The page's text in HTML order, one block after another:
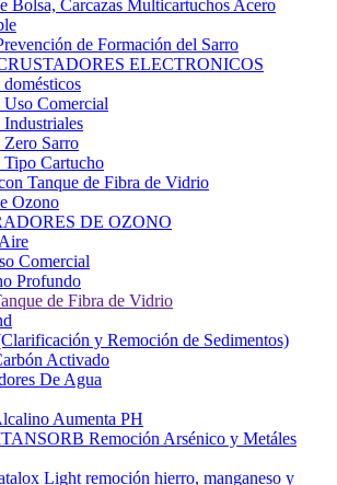
Bolsa, Carcazas Multicartuchos Acero
de Formación del Sarro
ELECTRONICOS
Uso Comercial
Sarro
Tipo Cartucho
Tanque de Fibra de Vidrio
Ozono
DE OZONO
Comercial
Profundo
de Fibra de Vidrio
y Remoción de Sedimentos)
Activado
De Agua
Aumenta PH
Remoción Arsénico y Metáles
Light remoción hierro, manganeso y